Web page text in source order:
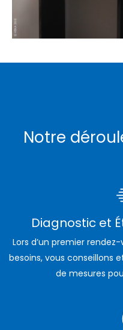
Notre
Diagnostic et
Lors d’un premier
besoins, vous conseillons
de mesures